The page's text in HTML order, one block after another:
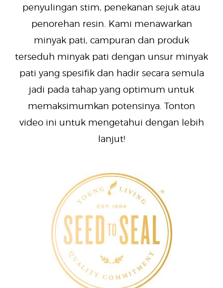
penyulingan stim, penekanan sejuk atau
penorehan resin. Kami menawarkan
minyak pati, campuran dan produk
terseduh minyak pati dengan unsur minyak
pati yang spesifik dan hadir secara semula
jadi pada tahap yang optimum untuk
memaksimumkan potensinya. Tonton
video ini untuk mengetahui dengan lebih
lanjut!